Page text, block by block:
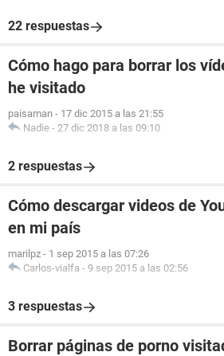
22 respuestas
Cómo hago para borrar los
he visitado
paisaman - 17 dic 2015 a las 21:55
Nadie - 27 dic 2018 a las 09:10
2 respuestas
Cómo descargar videos de
en mi país
marilpz - 1 sep 2015 a las 07:26
Carlos-vialfa - 9 sep 2015 a las 02:56
3 respuestas
Borrar páginas de porno